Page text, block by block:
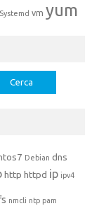
Systemd vm yum
Debian dns
http httpd ip ipv4
nmcli ntp pam